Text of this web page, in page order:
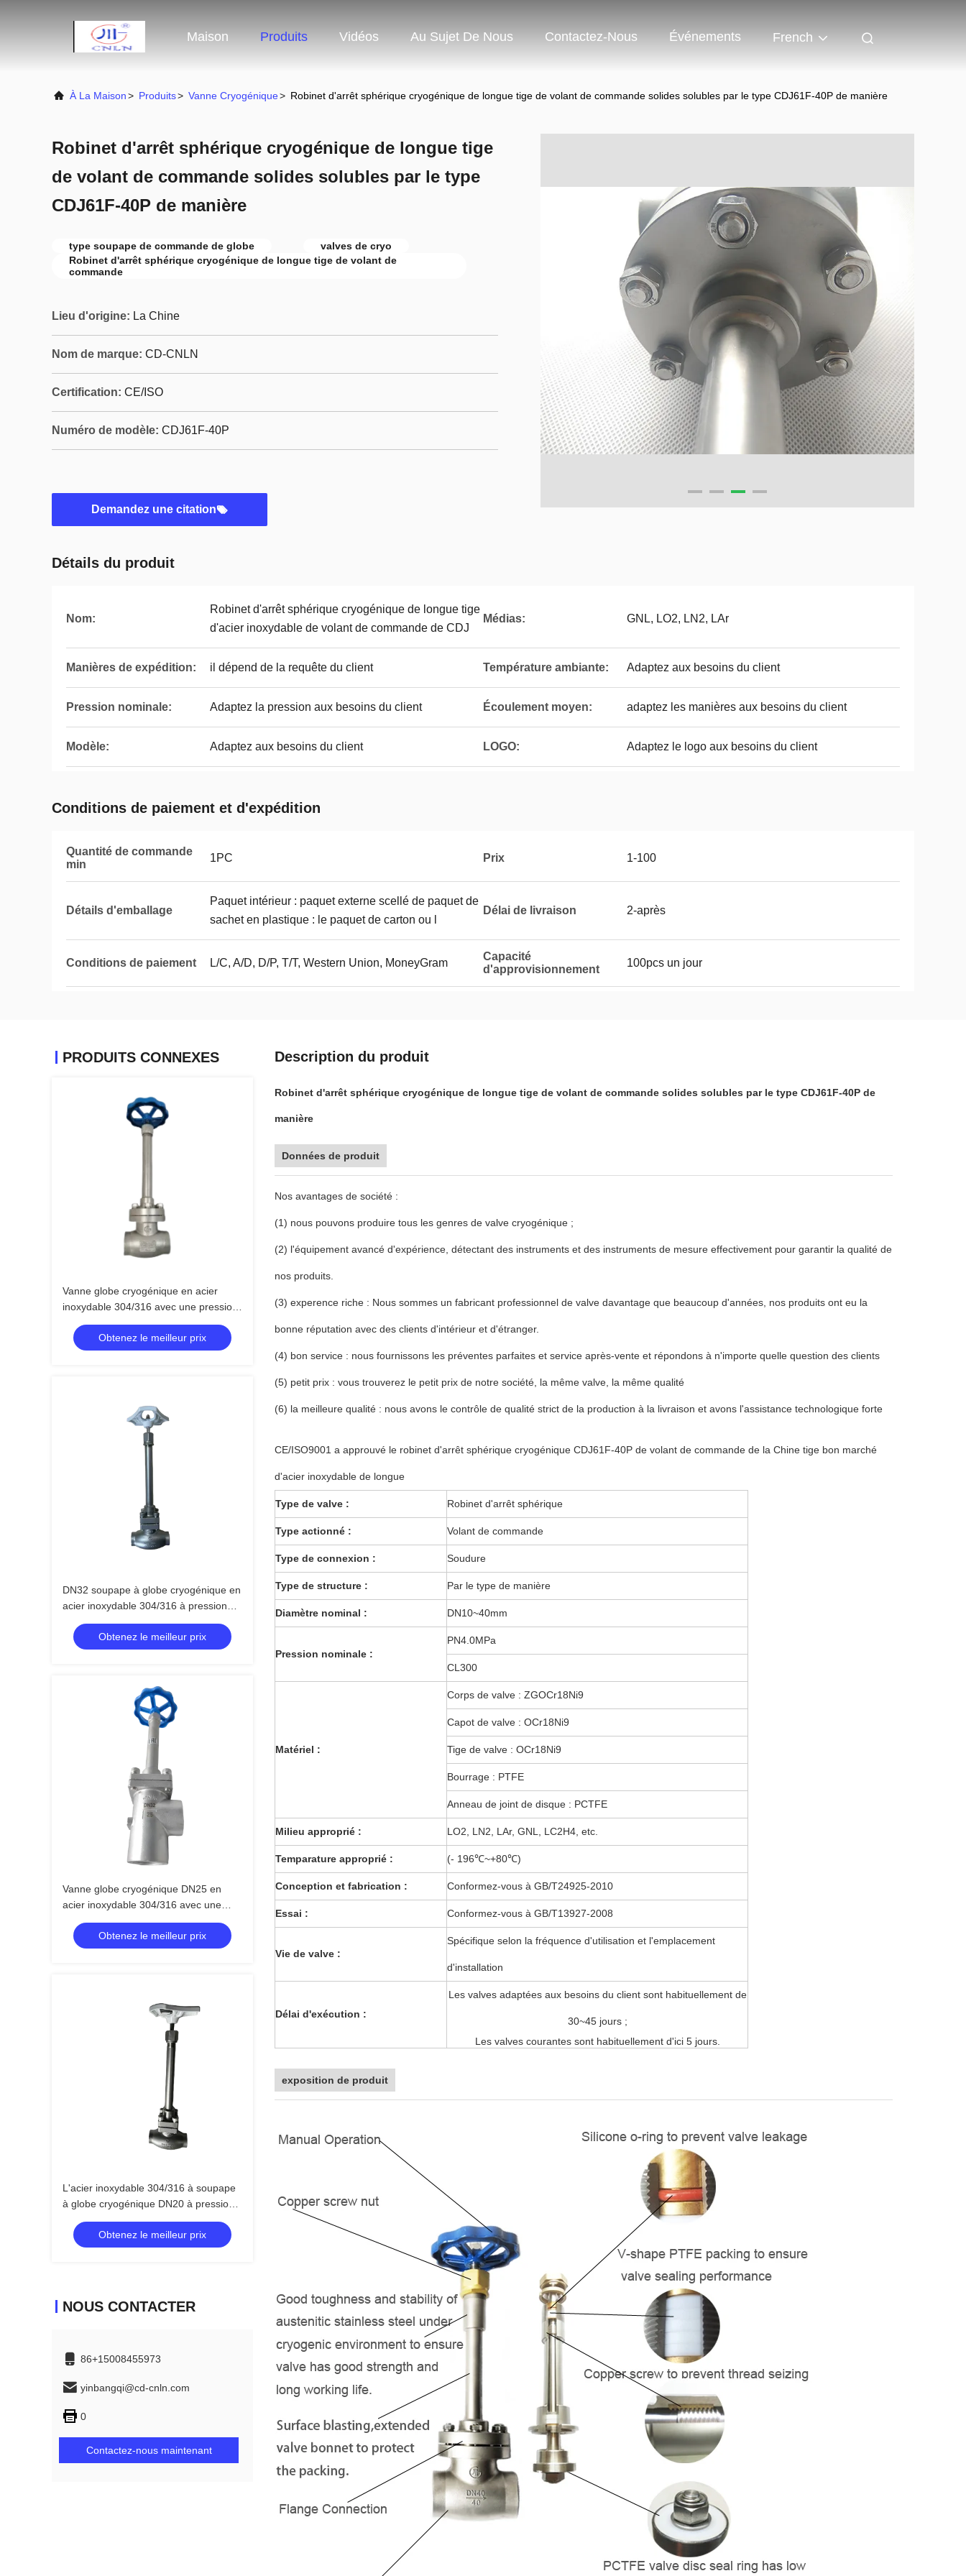
Maison Produits Vidéos Au Sujet De Nous Contactez-Nous Événements French
À La Maison> Produits> Vanne Cryogénique> Robinet d'arrêt sphérique cryogénique de longue tige de volant de commande solides solubles par le type CDJ61F-40P de manière
Robinet d'arrêt sphérique cryogénique de longue tige
de volant de commande solides solubles par le type
CDJ61F-40P de manière
type soupape de commande de globe
valves de cryo
Robinet d'arrêt sphérique cryogénique de longue tige de volant de
commande
Lieu d'origine: La Chine
Nom de marque: CD-CNLN
Certification: CE/ISO
Numéro de modèle: CDJ61F-40P
Demandez une citation
Détails du produit
Nom:
Robinet d'arrêt sphérique cryogénique de longue tige
d'acier inoxydable de volant de commande de CDJ
Médias: GNL, LO2, LN2, LAr
Manières de expédition: il dépend de la requête du client Température ambiante: Adaptez aux besoins du client
Pression nominale: Adaptez la pression aux besoins du client Écoulement moyen: adaptez les manières aux besoins du client
Modèle: Adaptez aux besoins du client LOGO: Adaptez le logo aux besoins du client
Conditions de paiement et d'expédition
Quantité de commande
min
1PC Prix 1-100
Détails d'emballage
Paquet intérieur : paquet externe scellé de paquet de
sachet en plastique : le paquet de carton ou l
Délai de livraison 2-après
Conditions de paiement L/C, A/D, D/P, T/T, Western Union, MoneyGram
Capacité
d'approvisionnement
100pcs un jour
PRODUITS CONNEXES
Vanne globe cryogénique en acier
inoxydable 304/316 avec une pression
maximale de 5,0 MPa et une plage de
température de -196°C à +80°C
Obtenez le meilleur prix
DN32 soupape à globe cryogénique en
acier inoxydable 304/316 à pression
maximale de 5,0 Mpa et à température
comprise entre -196 °C et +80 °C
Obtenez le meilleur prix
Vanne globe cryogénique DN25 en
acier inoxydable 304/316 avec une
pression maximale de 5,0 MPa et une
plage de température de -196 °C à +80
Obtenez le meilleur prix
L'acier inoxydable 304/316 à soupape
à globe cryogénique DN20 à pression
maximale de 5,0 Mpa et à température
comprise entre -196 °C et +80 °C pour
les applications LOX LIN LAR
Obtenez le meilleur prix
NOUS CONTACTER
86+15008455973
yinbangqi@cd-cnln.com
0
Contactez-nous maintenant
Description du produit
Robinet d'arrêt sphérique cryogénique de longue tige de volant de commande solides solubles par le type CDJ61F-40P de
manière
Données de produit
Nos avantages de société :
(1) nous pouvons produire tous les genres de valve cryogénique ;
(2) l'équipement avancé d'expérience, détectant des instruments et des instruments de mesure effectivement pour garantir la qualité de
nos produits.
(3) experence riche : Nous sommes un fabricant professionnel de valve davantage que beaucoup d'années, nos produits ont eu la
bonne réputation avec des clients d'intérieur et d'étranger.
(4) bon service : nous fournissons les préventes parfaites et service après-vente et répondons à n'importe quelle question des clients
(5) petit prix : vous trouverez le petit prix de notre société, la même valve, la même qualité
(6) la meilleure qualité : nous avons le contrôle de qualité strict de la production à la livraison et avons l'assistance technologique forte
CE/ISO9001 a approuvé le robinet d'arrêt sphérique cryogénique CDJ61F-40P de volant de commande de la Chine tige bon marché
d'acier inoxydable de longue
Type de valve : Robinet d'arrêt sphérique
Type actionné : Volant de commande
Type de connexion : Soudure
Type de structure : Par le type de manière
Diamètre nominal : DN10~40mm
Pression nominale :
PN4.0MPa
CL300
Matériel :
Corps de valve : ZGOCr18Ni9
Capot de valve : OCr18Ni9
Tige de valve : OCr18Ni9
Bourrage : PTFE
Anneau de joint de disque : PCTFE
Milieu approprié : LO2, LN2, LAr, GNL, LC2H4, etc.
Temparature approprié : (- 196℃~+80℃)
Conception et fabrication : Conformez-vous à GB/T24925-2010
Essai : Conformez-vous à GB/T13927-2008
Vie de valve :
Spécifique selon la fréquence d'utilisation et l'emplacement
d'installation
Délai d'exécution :
Les valves adaptées aux besoins du client sont habituellement de
30~45 jours ;
Les valves courantes sont habituellement d'ici 5 jours.
exposition de produit